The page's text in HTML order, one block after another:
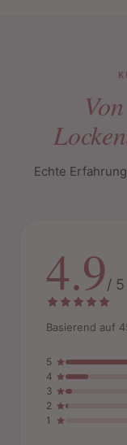
Echte
4.9/ 5
Basierend auf
5
4
3
2
1